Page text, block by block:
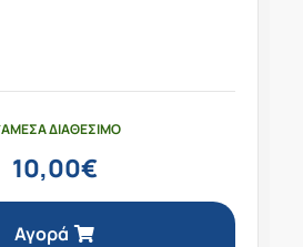
ΆΜΕΣΑ ΔΙΑΘΈΣΙΜΟ
10,00€
Αγορά